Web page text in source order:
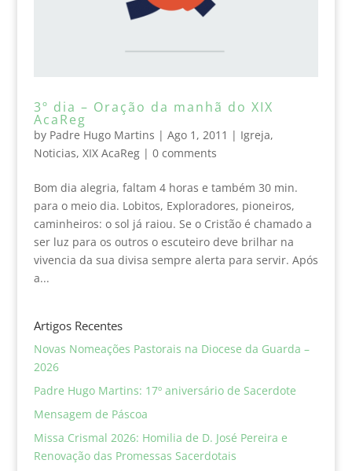
3º dia – Oração da manhã do XIX
AcaReg
by Padre Hugo Martins | Ago 1, 2011 | Igreja,
Noticias, XIX AcaReg| 0 comments
Bom dia alegria, faltam 4 horas e também 30 min.
para o meio dia. Lobitos, Exploradores, pioneiros,
caminheiros: o sol já raiou. Se o Cristão é chamado a
ser luz para os outros o escuteiro deve brilhar na
vivencia da sua divisa sempre alerta para servir. Após
a...
Artigos Recentes
Novas Nomeações Pastorais na Diocese da Guarda –
2026
Padre Hugo Martins: 17º aniversário de Sacerdote
Mensagem de Páscoa
Missa Crismal 2026: Homilia de D. José Pereira e
Renovação das Promessas Sacerdotais